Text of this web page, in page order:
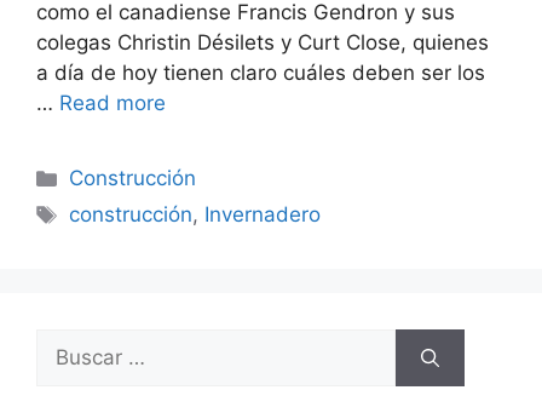
como el canadiense Francis Gendron y sus
colegas Christin Désilets y Curt Close, quienes
a día de hoy tienen claro cuáles deben ser los
… Read more
Categorías
Construcción
Etiquetas
construcción, Invernadero
Buscar: